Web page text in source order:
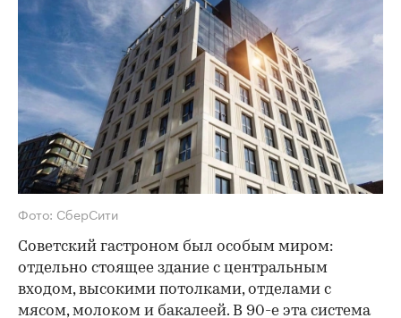
Фото: СберСити
Советский гастроном был особым миром:
отдельно стоящее здание с центральным
входом, высокими потолками, отделами с
мясом, молоком и бакалеей. В 90-е эта система